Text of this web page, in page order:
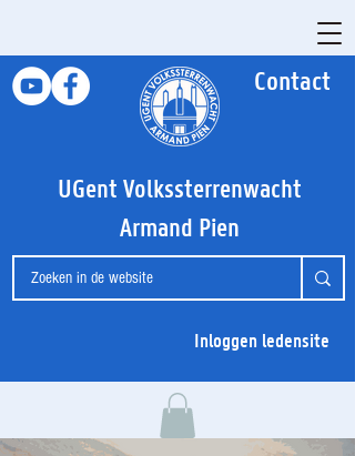
Contact
UGent Volkssterrenwacht
Armand Pien
Inloggen ledensite